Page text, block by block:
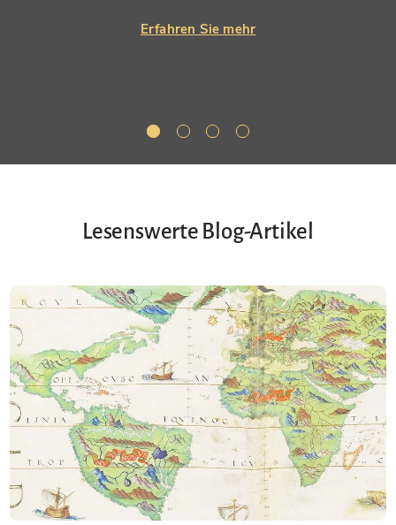
Erfahren Sie mehr
Lesenswerte Blog-Artikel